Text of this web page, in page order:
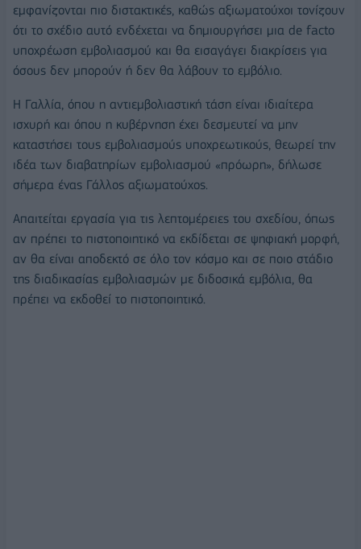
εμφανίζονται πιο διστακτικές, καθώς αξιωματούχοι τονίζουν
ότι το σχέδιο αυτό ενδέχεται να δημιουργήσει μια de facto
υποχρέωση εμβολιασμού και θα εισαγάγει διακρίσεις για
όσους δεν μπορούν ή δεν θα λάβουν το εμβόλιο.
Η Γαλλία, όπου η αντιεμβολιαστική τάση είναι ιδιαίτερα
ισχυρή και όπου η κυβέρνηση έχει δεσμευτεί να μην
καταστήσει τους εμβολιασμούς υποχρεωτικούς, θεωρεί την
ιδέα των διαβατηρίων εμβολιασμού «πρόωρη», δήλωσε
σήμερα ένας Γάλλος αξιωματούχος.
Απαιτείται εργασία για τις λεπτομέρειες του σχεδίου, όπως
αν πρέπει το πιστοποιητικό να εκδίδεται σε ψηφιακή μορφή,
αν θα είναι αποδεκτό σε όλο τον κόσμο και σε ποιο στάδιο
της διαδικασίας εμβολιασμών με διδοσικά εμβόλια, θα
πρέπει να εκδοθεί το πιστοποιητικό.